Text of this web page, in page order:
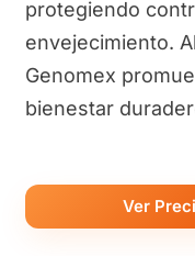
protegiendo
envejecimiento.
Genomex
bienestar
Ver